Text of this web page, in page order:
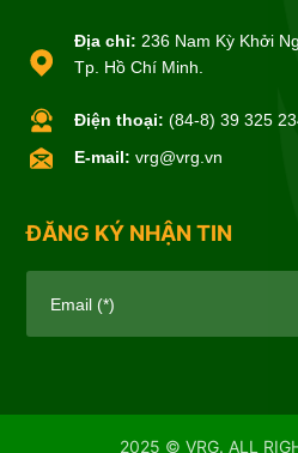
Địa chỉ: 236 Nam Kỳ Khởi
Tp. Hồ Chí Minh.
Điện thoại: (84-8) 39 325
E-mail: vrg@vrg.vn
ĐĂNG KÝ NHẬN TIN
Email (*)
2025 © VRG. ALL